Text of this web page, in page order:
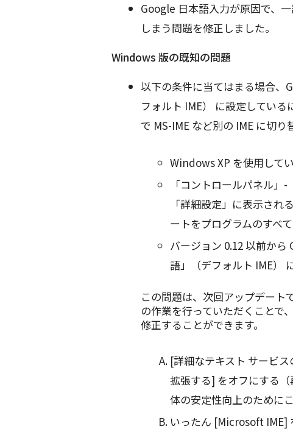
Google 日本語入力が原因で、
しまう問題を修正しました。
Windows 版の既知の問題
以下の条件に当てはまる場合、
フォルト IME） に設定してい
で MS-IME など別の IME に切り
Windows XP を使用して
「コントロールパネル」
「詳細設定」に表示され
ートをプログラムのすべ
バージョン 0.12 以前か
語」（デフォルト IME）
この問題は、次回アップデート
の作業を行っていただくことで
修正することができます。
[詳細なテキスト サービ
拡張する] をオフにする
体の安定性向上のために
いったん [Microsoft IME]